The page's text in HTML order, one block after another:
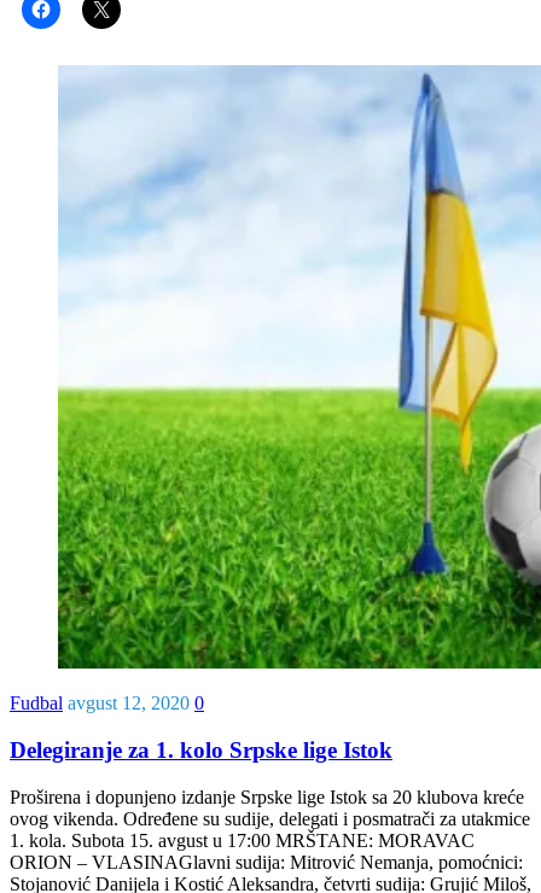
Fudbal avgust 12, 2020 0
Delegiranje za 1. kolo Srpske lige Istok
Proširena i dopunjeno izdanje Srpske lige Istok sa 20 klubova kreće
ovog vikenda. Određene su sudije, delegati i posmatrači za utakmice
1. kola. Subota 15. avgust u 17:00 MRŠTANE: MORAVAC
ORION – VLASINAGlavni sudija: Mitrović Nemanja, pomoćnici:
Stojanović Danijela i Kostić Aleksandra, četvrti sudija: Grujić Miloš,